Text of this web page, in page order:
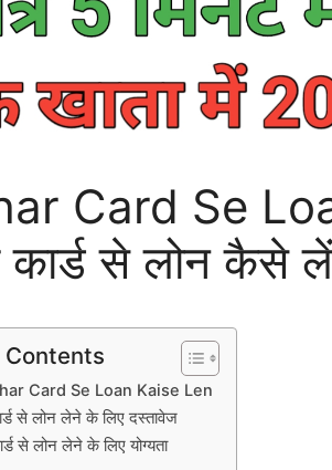
Card Se
से लोन कैसे
Contents
Card Se Loan Kaise Len
से लोन लेने के लिए दस्तावेज
से लोन लेने के लिए योग्यता